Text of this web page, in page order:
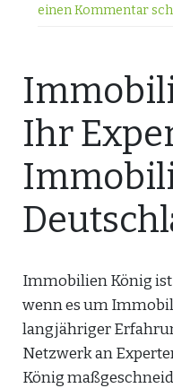
einen Kommentar
Ihr
Immobilien König
wenn es um
langjähriger
Netzwerk an
König